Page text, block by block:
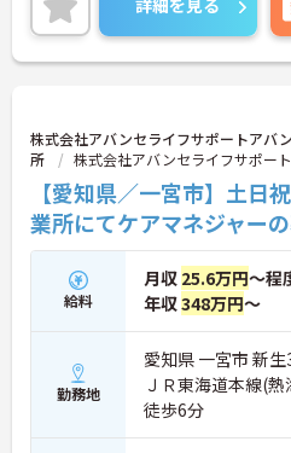
詳細を見る
株式会社アバンセライフサポートアバ
所
株式会社アバンセライフサポート
【愛知県／一宮市】土
業所にてケアマネジャー
給料
月収 25.6万円～程
年収348万円～
勤務地
愛知県 一宮市 新
ＪＲ東海道本線(熱
徒歩6分